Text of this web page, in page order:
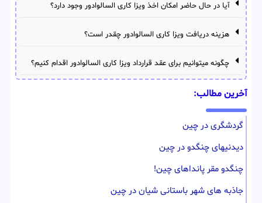
آیا در حال حاضر امکان اخذ ویزا کاری السالوادور وجود دارد؟
هزینه دریافت ویزا کاری السالوادور چقدر است؟
چگونه میتوانیم برای عقد قرارداد ویزا کاری السالوادور اقدام کنیم؟
آخرین مطالب:
گردشگری در چین
دیدنیهای چنگدو در چین
چنگدو مقر پانداهای چین!
جاذبه های شهر باستانی شیان در چین